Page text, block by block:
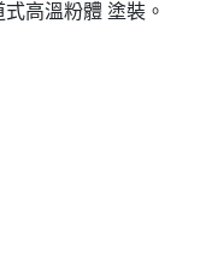
高溫粉體 塗裝。